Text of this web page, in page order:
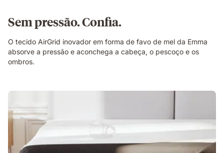
Sem pressão. Confia.
O tecido AirGrid inovador em forma de favo de mel da Emma
absorve a pressão e aconchega a cabeça, o pescoço e os
ombros.